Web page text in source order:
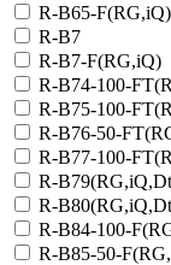
R-B65-F(RG,iQ)
R-B7
R-B7-F(RG,iQ)
R-B74-100-
R-B75-100-
R-B76-50-
R-B77-100-
R-
R-
R-B84-100-
R-B85-50-